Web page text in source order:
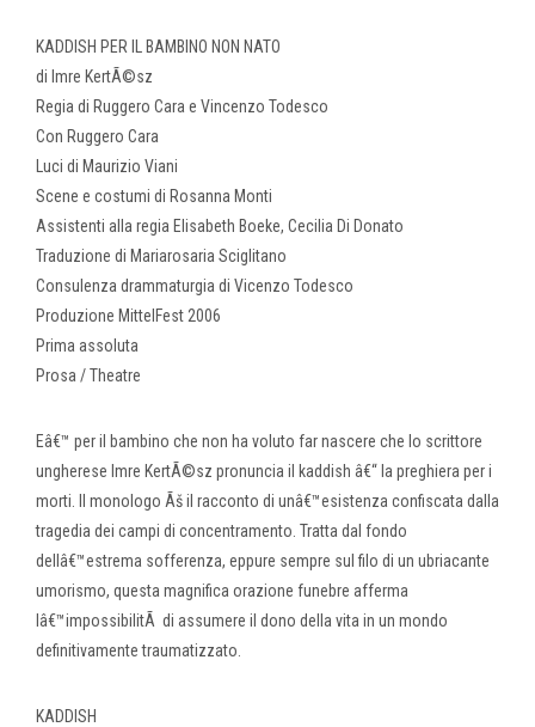
KADDISH PER IL BAMBINO NON NATO
di Imre KertÃ©sz
Regia di Ruggero Cara e Vincenzo Todesco
Con Ruggero Cara
Luci di Maurizio Viani
Scene e costumi di Rosanna Monti
Assistenti alla regia Elisabeth Boeke, Cecilia Di Donato
Traduzione di Mariarosaria Sciglitano
Consulenza drammaturgia di Vicenzo Todesco
Produzione MittelFest 2006
Prima assoluta
Prosa / Theatre
Eâ€™ per il bambino che non ha voluto far nascere che lo scrittore
ungherese Imre KertÃ©sz pronuncia il kaddish â€“ la preghiera per i
morti. Il monologo Ãš il racconto di unâ€™esistenza confiscata dalla
tragedia dei campi di concentramento. Tratta dal fondo
dellâ€™estrema sofferenza, eppure sempre sul filo di un ubriacante
umorismo, questa magnifica orazione funebre afferma
lâ€™impossibilitÃ di assumere il dono della vita in un mondo
definitivamente traumatizzato.
KADDISH